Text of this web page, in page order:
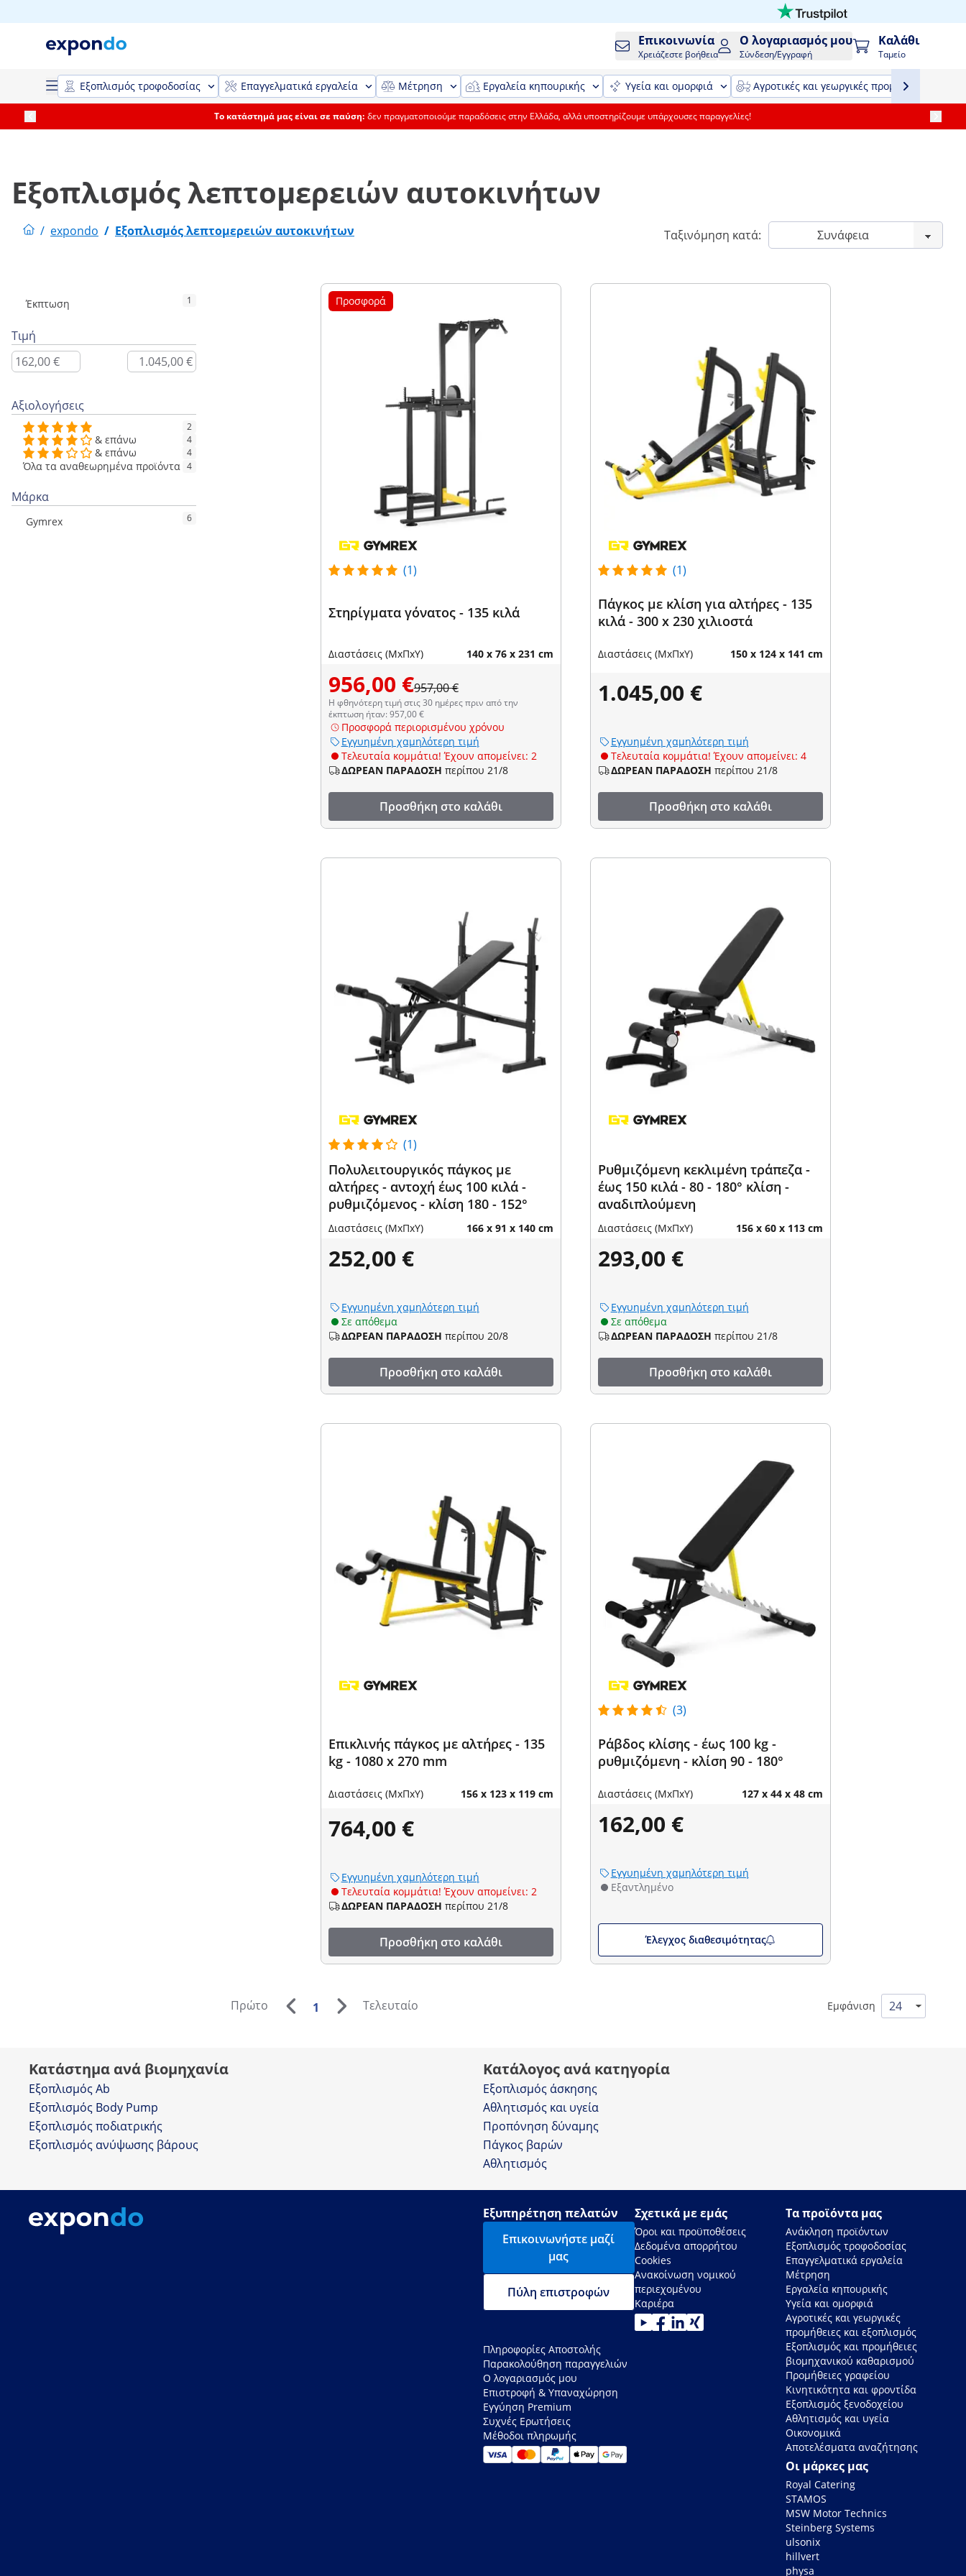
Επικοινωνία
Χρειάζεστε βοήθεια
Ο λογαριασμός μου
Σύνδεση/Εγγραφή
Καλάθι
Ταμείο
Εξοπλισμός τροφοδοσίας Επαγγελματικά εργαλεία Μέτρηση Εργαλεία κηπουρικής Υγεία και ομορφιά Αγροτικές και γεωργικές προμήθειες και
Το κατάστημά μας είναι σε παύση: δεν πραγματοποιούμε παραδόσεις στην Ελλάδα, αλλά υποστηρίζουμε υπάρχουσες παραγγελίες!
Εξοπλισμός λεπτομερειών αυτοκινήτων
/ expondo / Εξοπλισμός λεπτομερειών αυτοκινήτων Ταξινόμηση κατά:
Έκπτωση 1
Τιμή
Αξιολογήσεις
2
& επάνω 4
& επάνω 4
Όλα τα αναθεωρημένα προϊόντα 4
Μάρκα
Gymrex 6
Προσφορά
(1)
Στηρίγματα γόνατος - 135 κιλά
Διαστάσεις (ΜxΠxΥ) 140 x 76 x 231 cm
956,00 €957,00 €
Η φθηνότερη τιμή στις 30 ημέρες πριν από την
έκπτωση ήταν: 957,00 €
Προσφορά περιορισμένου χρόνου
Εγγυημένη χαμηλότερη τιμή
Τελευταία κομμάτια! Έχουν απομείνει: 2
ΔΩΡΕΑΝ ΠΑΡΑΔΟΣΗ περίπου 21/8
Προσθήκη στο καλάθι
(1)
Πάγκος με κλίση για αλτήρες - 135
κιλά - 300 x 230 χιλιοστά
Διαστάσεις (ΜxΠxΥ) 150 x 124 x 141 cm
1.045,00 €
Εγγυημένη χαμηλότερη τιμή
Τελευταία κομμάτια! Έχουν απομείνει: 4
ΔΩΡΕΑΝ ΠΑΡΑΔΟΣΗ περίπου 21/8
Προσθήκη στο καλάθι
(1)
Πολυλειτουργικός πάγκος με
αλτήρες - αντοχή έως 100 κιλά -
ρυθμιζόμενος - κλίση 180 - 152°
Διαστάσεις (ΜxΠxΥ) 166 x 91 x 140 cm
252,00 €
Εγγυημένη χαμηλότερη τιμή
Σε απόθεμα
ΔΩΡΕΑΝ ΠΑΡΑΔΟΣΗ περίπου 20/8
Προσθήκη στο καλάθι
Ρυθμιζόμενη κεκλιμένη τράπεζα -
έως 150 κιλά - 80 - 180° κλίση -
αναδιπλούμενη
Διαστάσεις (ΜxΠxΥ) 156 x 60 x 113 cm
293,00 €
Εγγυημένη χαμηλότερη τιμή
Σε απόθεμα
ΔΩΡΕΑΝ ΠΑΡΑΔΟΣΗ περίπου 21/8
Προσθήκη στο καλάθι
Επικλινής πάγκος με αλτήρες - 135
kg - 1080 x 270 mm
Διαστάσεις (ΜxΠxΥ) 156 x 123 x 119 cm
764,00 €
Εγγυημένη χαμηλότερη τιμή
Τελευταία κομμάτια! Έχουν απομείνει: 2
ΔΩΡΕΑΝ ΠΑΡΑΔΟΣΗ περίπου 21/8
Προσθήκη στο καλάθι
(3)
Ράβδος κλίσης - έως 100 kg -
ρυθμιζόμενη - κλίση 90 - 180°
Διαστάσεις (ΜxΠxΥ) 127 x 44 x 48 cm
162,00 €
Εγγυημένη χαμηλότερη τιμή
Εξαντλημένο
Έλεγχος διαθεσιμότητας
Πρώτο 1 Τελευταίο Εμφάνιση
Κατάστημα ανά βιομηχανία
Εξοπλισμός Ab
Εξοπλισμός Body Pump
Εξοπλισμός ποδιατρικής
Εξοπλισμός ανύψωσης βάρους
Κατάλογος ανά κατηγορία
Εξοπλισμός άσκησης
Αθλητισμός και υγεία
Προπόνηση δύναμης
Πάγκος βαρών
Αθλητισμός
Εξυπηρέτηση πελατών
Επικοινωνήστε μαζί
μας
Πύλη επιστροφών
Πληροφορίες Αποστολής
Παρακολούθηση παραγγελιών
Ο λογαριασμός μου
Επιστροφή & Υπαναχώρηση
Εγγύηση Premium
Συχνές Ερωτήσεις
Μέθοδοι πληρωμής
Σχετικά με εμάς
Όροι και προϋποθέσεις
Δεδομένα απορρήτου
Cookies
Ανακοίνωση νομικού
περιεχομένου
Καριέρα
Τα προϊόντα μας
Ανάκληση προϊόντων
Εξοπλισμός τροφοδοσίας
Επαγγελματικά εργαλεία
Μέτρηση
Εργαλεία κηπουρικής
Υγεία και ομορφιά
Αγροτικές και γεωργικές
προμήθειες και εξοπλισμός
Εξοπλισμός και προμήθειες
βιομηχανικού καθαρισμού
Προμήθειες γραφείου
Κινητικότητα και φροντίδα
Εξοπλισμός ξενοδοχείου
Αθλητισμός και υγεία
Οικονομικά
Αποτελέσματα αναζήτησης
Οι μάρκες μας
Royal Catering
STAMOS
MSW Motor Technics
Steinberg Systems
ulsonix
hillvert
physa